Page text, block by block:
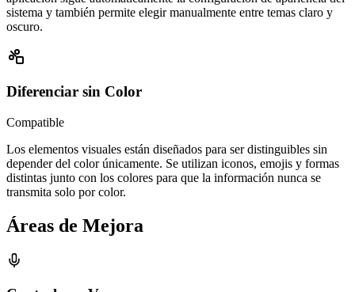
sistema y también permite elegir manualmente entre temas claro y
oscuro.
Diferenciar sin Color
Compatible
Los elementos visuales están diseñados para ser distinguibles sin
depender del color únicamente. Se utilizan iconos, emojis y formas
distintas junto con los colores para que la información nunca se
transmita solo por color.
Áreas de Mejora